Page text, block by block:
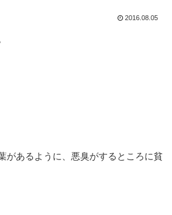
2016.08.05
があるように、悪臭がするところに貧